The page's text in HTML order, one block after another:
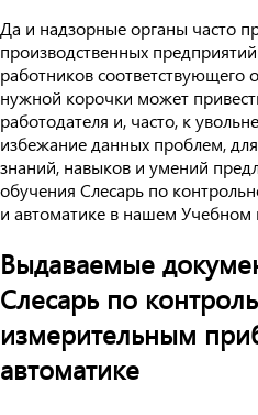
Да и надзорные органы часто
производственных
работников соответствующего
нужной корочки может
работодателя и, часто, к
избежание данных проблем,
знаний, навыков и умений
обучения Слесарь по
и автоматике в нашем Учебном
Выдаваемые
Слесарь по
измерительным
автоматике